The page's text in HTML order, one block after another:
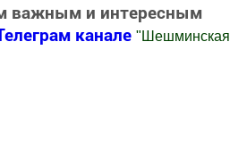
важным и интересным
канале " Шешминская